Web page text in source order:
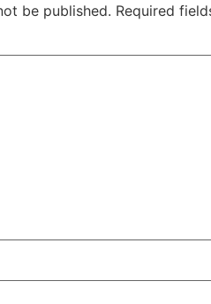
be published. Required